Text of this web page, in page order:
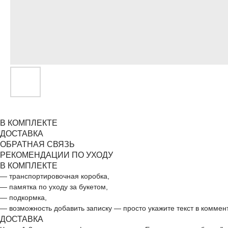
В КОМПЛЕКТЕ
ДОСТАВКА
ОБРАТНАЯ СВЯЗЬ
РЕКОМЕНДАЦИИ ПО УХОДУ
В КОМПЛЕКТЕ
— транспортировочная коробка,
— памятка по уходу за букетом,
— подкормка,
— возможность добавить записку — просто укажите текст в
ДОСТАВКА